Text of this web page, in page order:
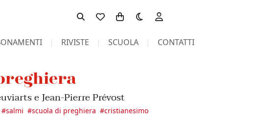
Toggle theme
RIVISTE SCUOLA CONTATTI
e Jean-Pierre Prévost
#salmi #scuola di preghiera #cristianesimo